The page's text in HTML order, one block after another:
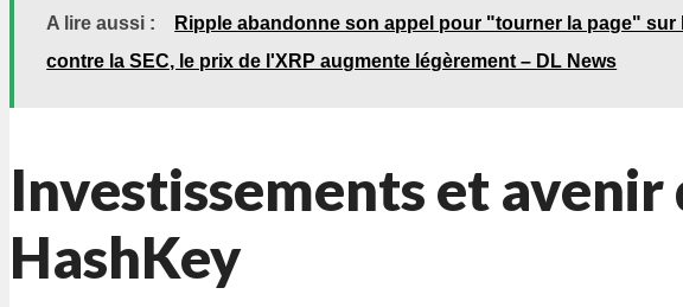
A lire aussi :
Ripple abandonne son appel pour "tourner la page" sur
contre la SEC, le prix de l'XRP augmente légèrement – DL News
Investissements et avenir
HashKey